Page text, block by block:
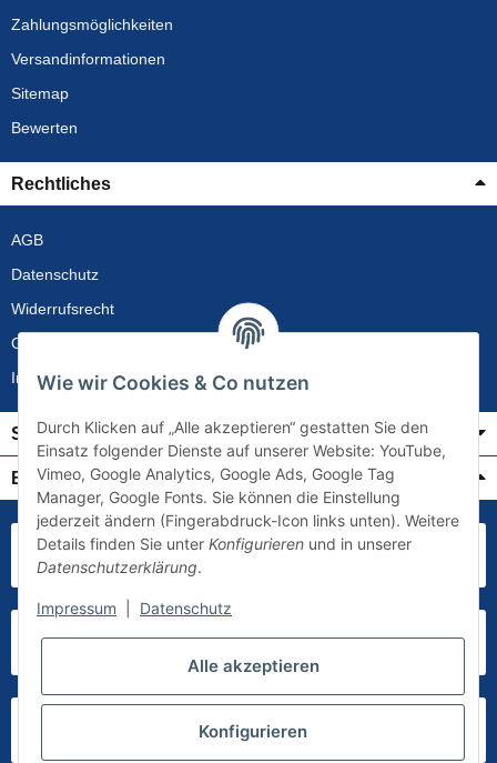
Zahlungsmöglichkeiten
Versandinformationen
Sitemap
Bewerten
Rechtliches
AGB
Datenschutz
Widerrufsrecht
Gewährleistung
Impressum
Service
Bezahlung & Versand
Wie wir Cookies & Co nutzen
Durch Klicken auf „Alle akzeptieren“ gestatten Sie den
Einsatz folgender Dienste auf unserer Website: YouTube,
Vimeo, Google Analytics, Google Ads, Google Tag
Manager, Google Fonts. Sie können die Einstellung
jederzeit ändern (Fingerabdruck-Icon links unten). Weitere
Details finden Sie unter Konfigurieren und in unserer
Datenschutzerklärung.
Impressum Datenschutz
Alle akzeptieren
Konfigurieren